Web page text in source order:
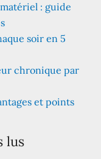
: guide
soir en 5
chronique par
et points
lus